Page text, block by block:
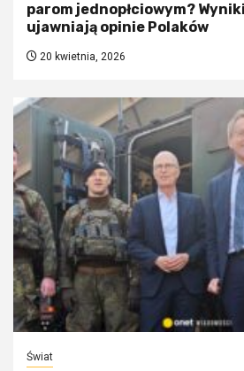
parom jednopłciowym?
ujawniają opinie Polaków
20 kwietnia, 2026
Świat